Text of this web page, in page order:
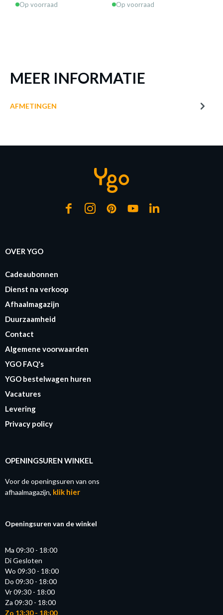
Op voorraad Op voorraad
MEER INFORMATIE
AFMETINGEN
Prijs per stuk, incl. btw en excl. verzendkosten
OVER YGO
Cadeaubonnen
Dienst na verkoop
Afhaalmagazijn
Duurzaamheid
Contact
Algemene voorwaarden
YGO FAQ's
YGO bestelwagen huren
Vacatures
Levering
Privacy policy
OPENINGSUREN WINKEL
Voor de openingsuren van ons
afhaalmagazijn, klik hier
Openingsuren van de winkel
Ma 09:30 - 18:00
Di Gesloten
Wo 09:30 - 18:00
Do 09:30 - 18:00
Vr 09:30 - 18:00
Za 09:30 - 18:00
Zo 13:30 - 18:00